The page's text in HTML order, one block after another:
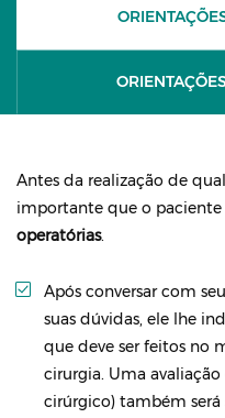
Antes da realização de
importante que o paciente
operatórias.
Após conversar com
suas dúvidas, ele lhe
que deve ser feitos no
cirurgia. Uma
cirúrgico) também será